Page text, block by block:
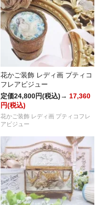
花かご装飾 レディ画 プティコ
フレアビジュー
定価24,800円(税込)→ 17,360
円(税込)
花かご装飾 レディ画 プティコフレ
アビジュー